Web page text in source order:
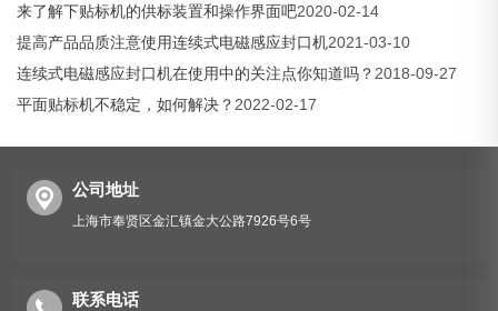
来了解下贴标机的供标装置和操作界面吧2020-02-14
提高产品品质注意使用连续式电磁感应封口机2021-03-10
连续式电磁感应封口机在使用中的关注点你知道吗？ 2018-09-27
平面贴标机不稳定，如何解决？ 2022-02-17
公司地址
上海市奉贤区金汇镇金大公路7926号6号
联系电话